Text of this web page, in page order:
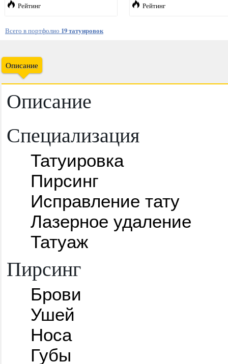
Рейтинг
Рейтинг
Всего в портфолио 19 татуировок
Описание
Описание
Специализация
Татуировка
Пирсинг
Исправление тату
Лазерное удаление
Татуаж
Пирсинг
Брови
Ушей
Носа
Губы